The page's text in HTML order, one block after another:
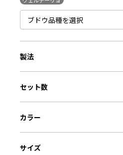
ブドウ品種を選択
製法
セット数
カラー
サイズ